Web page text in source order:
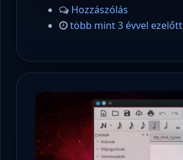
Hozzászólás
több mint 3 évvel ezelőtt